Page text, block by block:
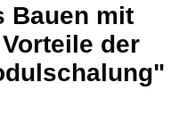
Bauen mit
der